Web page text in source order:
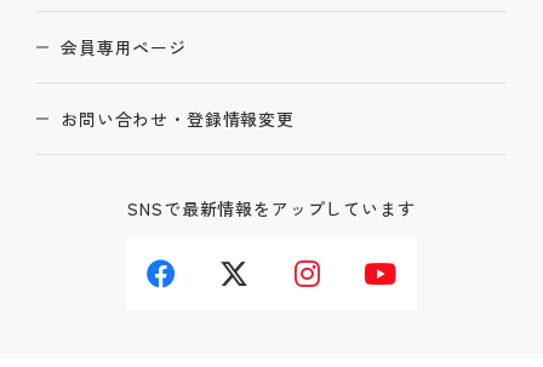
会員専用ページ
お問い合わせ・登録情報変更
SNSで最新情報をアップしています